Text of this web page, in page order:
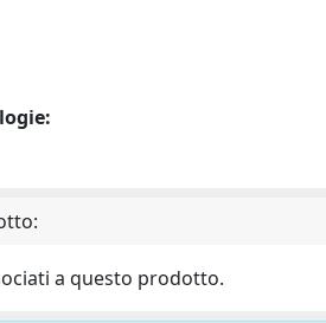
a questo prodotto.